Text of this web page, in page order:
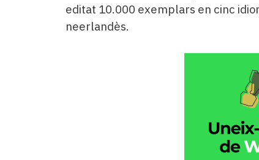
editat 10.000 exemplars en cinc
neerlandès.